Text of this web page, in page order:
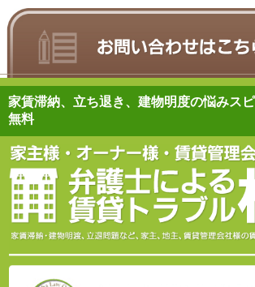
家賃滞納、立ち退き、建物明度の悩みス
無料